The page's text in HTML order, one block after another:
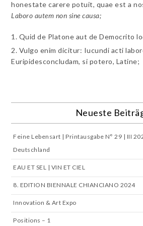
honestate carere potuit, quae est a
Laboro autem non sine causa;
Quid de Platone aut de Democrito
Vulgo enim dicitur: Iucundi acti
Euripidesconcludam, si potero, Latine;
Neueste
Feine Lebensart | Printausgabe N° 29 | III
Deutschland
EAU ET SEL | VIN ET CIEL
8. EDITION BIENNALE CHIANCIANO 2024
Innovation & Art Expo
Positions – 1